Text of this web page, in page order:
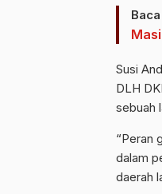
Susi
DLH
sebuah
“Peran
dalam
daerah